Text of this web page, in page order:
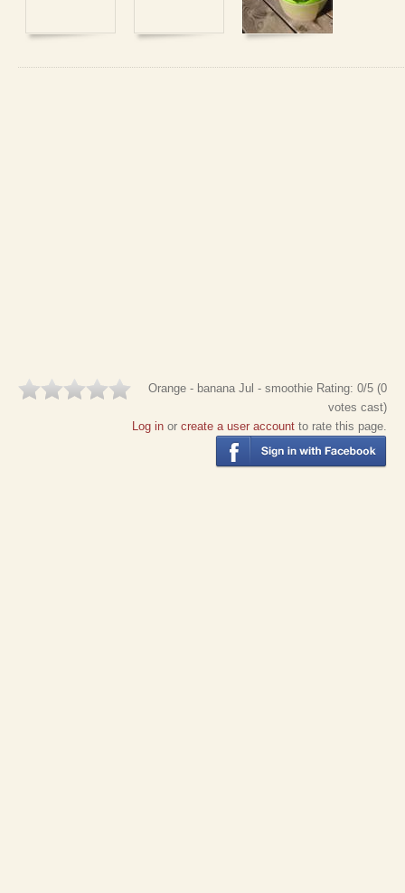
Orange - banana Jul - smoothie Rating: 0/5 (0
votes cast)
Log in or create a user account to rate this page.